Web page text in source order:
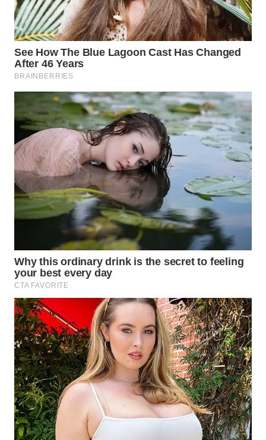
KALSEL
WN
KALTIM
WN
SULSEL
WN
GORONTALO
WN
SULUT
WN
WN
MALUT
WN
DAIRI
WN
DANAU
TOBA
WN
NIAS